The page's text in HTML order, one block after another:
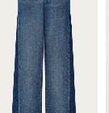
PARTYWEAR COLLECTION
Découvrir